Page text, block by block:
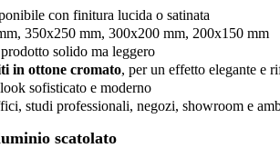
con finitura lucida o satinata
350x250 mm, 300x200 mm, 200x150 mm
solido ma leggero
in ottone cromato, per un effetto elegante e
sofisticato e moderno
studi professionali, negozi, showroom e
scatolato